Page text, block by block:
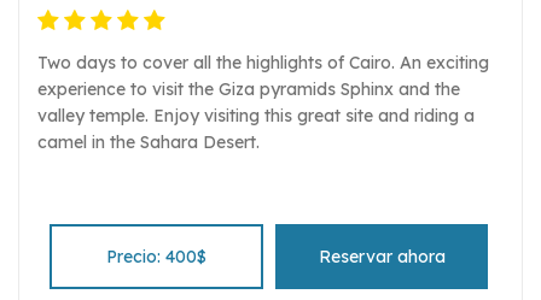
Two days to cover all the highlights of Cairo. An exciting
experience to visit the Giza pyramids Sphinx and the
valley temple. Enjoy visiting this great site and riding a
camel in the Sahara Desert.
Precio: 400$ Reservar ahora